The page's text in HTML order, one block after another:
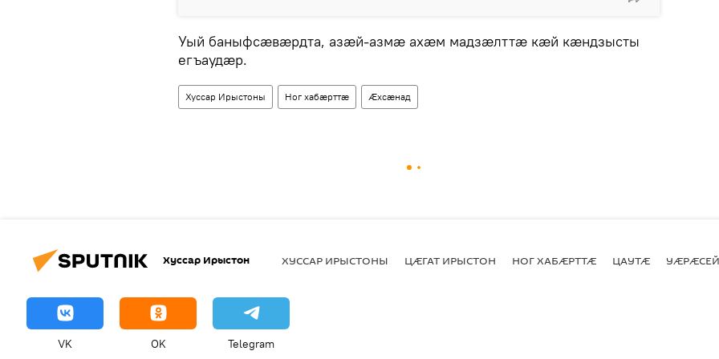
Уый баныфсæвæрдта, азæй-азмæ ахæм мадзæлттæ кæй кæндзысты
егъаудæр.
Хуссар Ирыстоны Ног хабӕрттӕ Ӕхсӕнад
Хуссар Ирыстон ХУССАР ИРЫСТОНЫ ЦӔГАТ ИРЫСТОН НОГ ХАБӔРТТӔ ЦАУТӔ
VK OK Telegram